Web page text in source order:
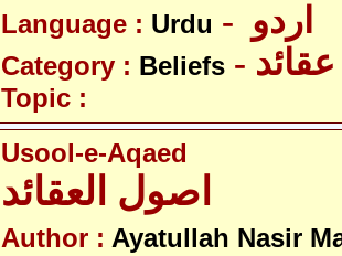
Language : Urdu
Category : Beliefs - عقائد
Topic :
Usool-e-Aqaed
Author : Ayatullah Nasir